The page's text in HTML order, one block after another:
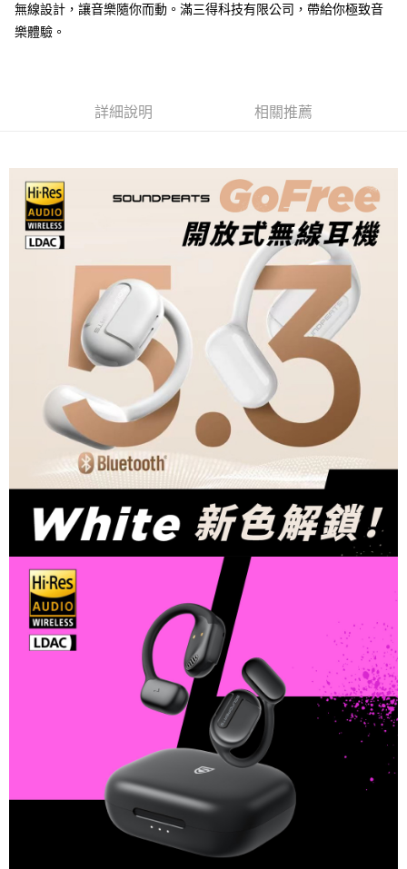
無線設計，讓音樂隨你而動。滿三得科技有限公司，帶給你極致音
樂體驗。
詳細說明 相關推薦